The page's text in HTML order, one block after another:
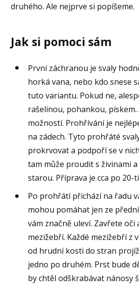
druhého. Ale nejprve si popíšeme.
Jak si pomoci sám
První záchranou je svaly
horká vana, nebo kdo snese
tuto variantu. Pokud ne,
rašelinou, pohankou,
možností. Prohřívání je
na zádech. Tyto prohřáté
prokrvovat a podpoří se v
tam může proudit s živinami
starou. Příprava je cca po 20-
Po prohřátí přichází na řadu
mohou pomáhat jen ze
vám značně uleví. Zavřete
mezižebří. Každé mezižebří z
od hrudní kosti do stran
jedno po druhém. Prst bude
by chtěl odškrabávat nánosy